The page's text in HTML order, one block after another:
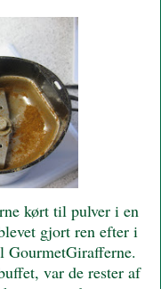
kørt til pulver i en
gjort ren efter i
GourmetGirafferne.
var de rester af